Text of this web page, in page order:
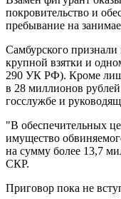
покровительство и
пребывание на
Самбурского
крупной взятки и
290 УК РФ). Кроме
в 28 миллионов рублей
госслужбе и
"В обеспечительных
имущество
на сумму более 13,7
СКР.
Приговор пока не